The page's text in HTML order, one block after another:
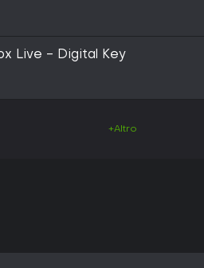
Live - Digital Key
+Altro